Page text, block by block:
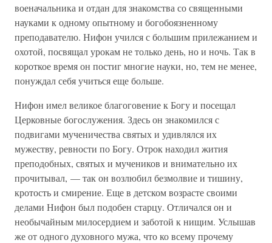
военачальника и отдан для знакомства со священными
науками к одному опытному и богобоязненному
преподавателю. Нифон учился с большим прилежанием и
охотой, посвящал урокам не только день, но и ночь. Так в
короткое время он постиг многие науки, но, тем не менее,
понуждал себя учиться еще больше.
Нифон имел великое благоговение к Богу и посещал
Церковные богослужения. Здесь он знакомился с
подвигами мученичества святых и удивлялся их
мужеству, ревности по Богу. Отрок находил жития
преподобных, святых и мучеников и внимательно их
прочитывал, — так он возлюбил безмолвие и тишину,
кротость и смирение. Еще в детском возрасте своими
делами Нифон был подобен старцу. Отличался он и
необычайным милосердием и заботой к нищим. Услышав
же от одного духовного мужа, что ко всему прочему